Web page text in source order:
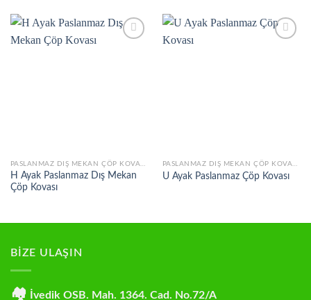
PASLANMAZ DIŞ MEKAN ÇÖP KOVALARI
H Ayak Paslanmaz Dış Mekan
Çöp Kovası
PASLANMAZ DIŞ MEKAN ÇÖP KOVALARI
U Ayak Paslanmaz Çöp Kovası
BİZE ULAŞIN
🏘 İvedik OSB. Mah. 1364. Cad. No.72/A